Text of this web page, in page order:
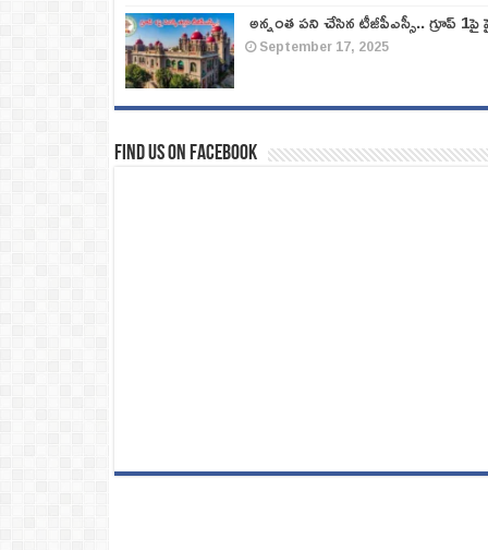
అన్నంత పని చేసిన టీజీపీఎస్సీ.. గ్రూప్‌
September 17, 2025
Find us on Facebook